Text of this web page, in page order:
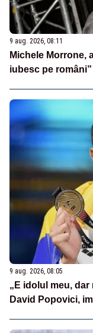
9 aug. 2026, 08:11
Michele Morrone,
iubesc pe români”
9 aug. 2026, 08:05
„E idolul meu,
David Popovici,